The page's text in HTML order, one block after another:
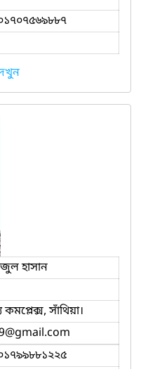
হাসান
সাঁথিয়া।
@gmail.com